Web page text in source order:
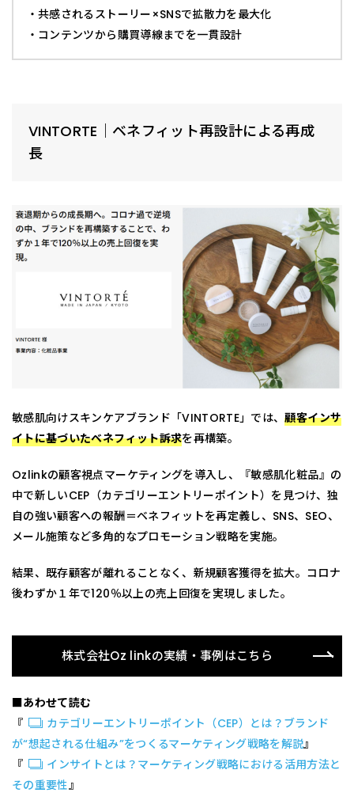
・共感されるストーリー×SNSで拡散力を最大化
・コンテンツから購買導線までを一貫設計
VINTORTE｜ベネフィット再設計による再成
長
敏感肌向けスキンケアブランド「VINTORTE」では、顧客インサ
イトに基づいたベネフィット訴求を再構築。
Ozlinkの顧客視点マーケティングを導入し、『敏感肌化粧品』の
中で新しいCEP（カテゴリーエントリーポイント）を見つけ、独
自の強い顧客への報酬＝ベネフィットを再定義し、SNS、SEO、
メール施策など多角的なプロモーション戦略を実施。
結果、既存顧客が離れることなく、新規顧客獲得を拡大。コロナ
後わずか１年で120％以上の売上回復を実現しました。
株式会社Oz linkの実績・事例はこちら
■あわせて読む
『
カテゴリーエントリーポイント（CEP）とは？ブランド
が“想起される仕組み”をつくるマーケティング戦略を解説』
『
インサイトとは？マーケティング戦略における活用方法と
その重要性』